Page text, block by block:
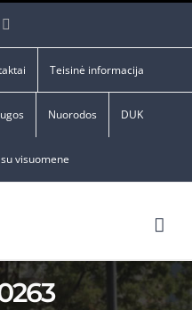
Teisinė informacija
Nuorodos DUK
visuomene